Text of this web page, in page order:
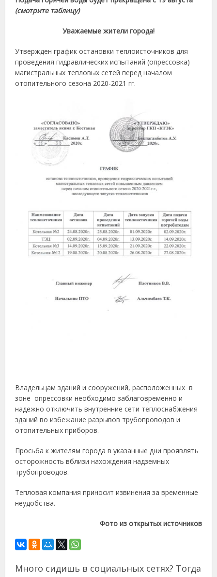
(смотрите таблицу)
Уважаемые​ жители города!
Утвержден график остановки теплоисточников для
проведения гидравлических испытаний (опрессовка)
магистральных тепловых сетей перед началом
отопительного сезона 2020-2021 гг.
Владельцам зданий и сооружений, расположенных ​ в ​
зоне ​ опрессовки необходимо заблаговременно и
надежно отключить внутренние сети теплоснабжения
зданий во избежание разрывов трубопроводов и
отопительных приборов.
Просьба к жителям города в указанные дни проявлять
осторожность вблизи нахождения надземных
трубопроводов.
​Тепловая компания приносит извинения за временные
неудобства.
Фото из открытых источников
Много сидишь в социальных сетях? Тогда